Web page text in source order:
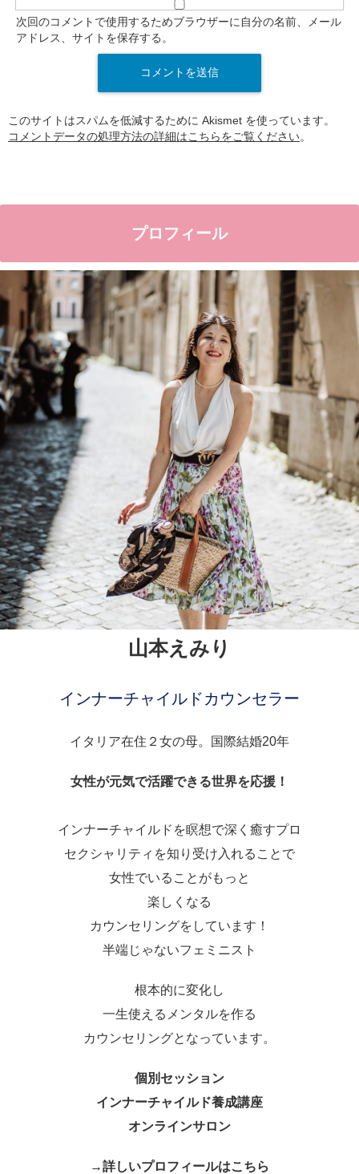
次回のコメントで使用するためブラウザーに自分の名前、メール
アドレス、サイトを保存する。
このサイトはスパムを低減するために Akismet を使っています。
コメントデータの処理方法の詳細はこちらをご覧ください。
プロフィール
山本えみり
インナーチャイルドカウンセラー
イタリア在住２女の母。国際結婚20年
女性が元気で活躍できる世界を応援！
インナーチャイルドを瞑想で深く癒すプロ
セクシャリティを知り受け入れることで
女性でいることがもっと
楽しくなる
カウンセリングをしています！
半端じゃないフェミニスト
根本的に変化し
一生使えるメンタルを作る
カウンセリングとなっています。
個別セッション
インナーチャイルド養成講座
オンラインサロン
→詳しいプロフィールはこちら